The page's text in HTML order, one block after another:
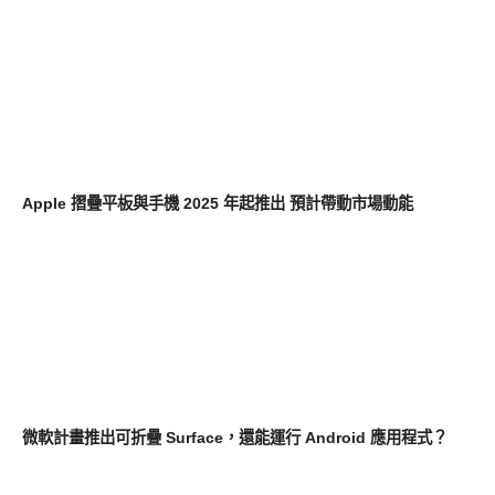
Apple 摺疊平板與手機 2025 年起推出 預計帶動市場動能
微軟計畫推出可折疊 Surface，還能運行 Android 應用程式？